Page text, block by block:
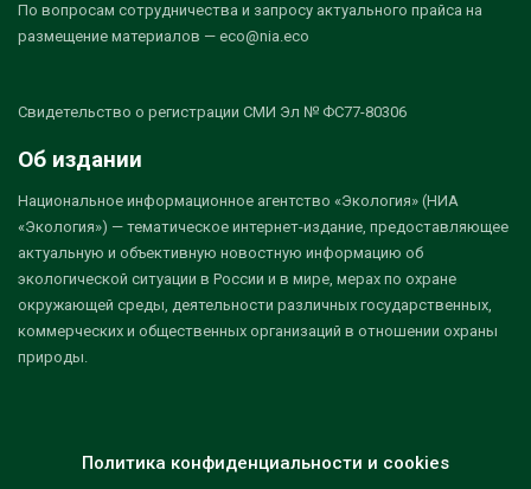
По вопросам сотрудничества и запросу актуального прайса на
размещение материалов — eco@nia.eco
Свидетельство о регистрации СМИ Эл № ФС77-80306
Об издании
Национальное информационное агентство «Экология» (НИА
«Экология») — тематическое интернет-издание, предоставляющее
актуальную и объективную новостную информацию об
экологической ситуации в России и в мире, мерах по охране
окружающей среды, деятельности различных государственных,
коммерческих и общественных организаций в отношении охраны
природы.
Политика конфиденциальности и cookies